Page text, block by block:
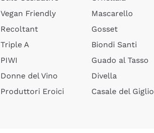
Vegan Friendly
Recoltant
Triple A
PIWI
Donne del Vino
Produttori Eroici
Mascarello
Gosset
Biondi Santi
Guado al Tasso
Divella
Casale del Giglio